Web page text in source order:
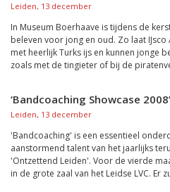
Leiden, 13 december
In Museum Boerhaave is tijdens de
beleven voor jong en oud. Zo laat
met heerlijk Turks ijs en kunnen jonge
zoals met de tingieter of bij de
‘Bandcoaching Showcase
Leiden, 13 december
'Bandcoaching' is een essentieel
aanstormend talent van het jaarlijks
'Ontzettend Leiden'. Voor de vierde
in de grote zaal van het Leidse LVC. Er